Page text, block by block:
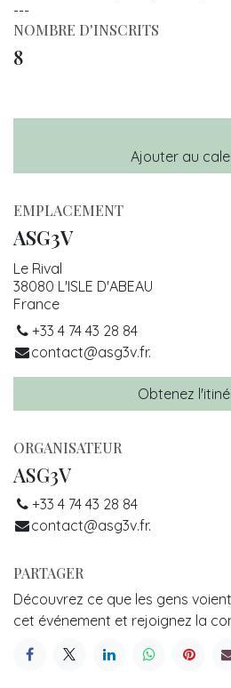
---
NOMBRE D'INSCRITS
8
Ajouter au
EMPLACEMENT
ASG3V
Le Rival
38080 L'ISLE D'ABEAU
France
+33 4 74 43 28 84
contact@asg3v.fr.
Obtenez
ORGANISATEUR
ASG3V
+33 4 74 43 28 84
contact@asg3v.fr.
PARTAGER
Découvrez ce que les gens
cet événement et rejoignez la